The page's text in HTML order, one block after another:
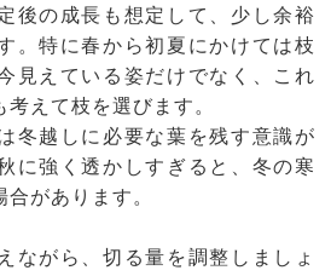
後の成長も想定して、少し余裕
。特に春から初夏にかけては枝
見えている姿だけでなく、これ
えて枝を選びます。
冬越しに必要な葉を残す意識が
に強く透かしすぎると、冬の寒
があります。
ながら、切る量を調整しましょ